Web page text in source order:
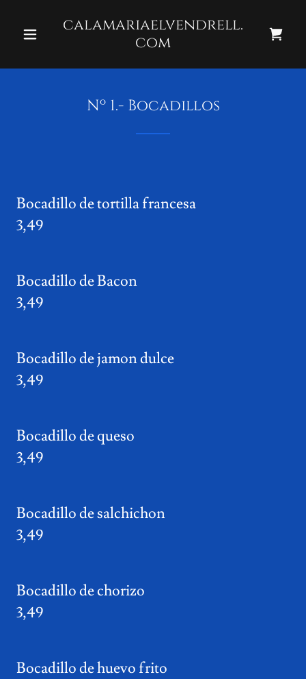
calamariaelvendrell.
com
Nº 1.- Bocadillos
Bocadillo de tortilla francesa
3,49
Bocadillo de Bacon
3,49
Bocadillo de jamon dulce
3,49
Bocadillo de queso
3,49
Bocadillo de salchichon
3,49
Bocadillo de chorizo
3,49
Bocadillo de huevo frito